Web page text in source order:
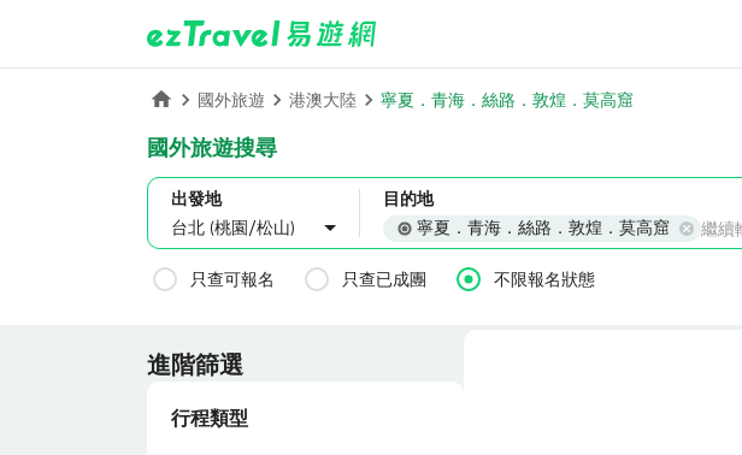
國外旅遊 港澳大陸 寧夏．青海．絲路．敦煌．莫高窟
國外旅遊搜尋
出發地
台北 (桃園/松山)
目的地
寧夏．青海．絲路．敦煌．莫高窟
只查可報名 只查已成團 不限報名狀態
進階篩選
行程類型